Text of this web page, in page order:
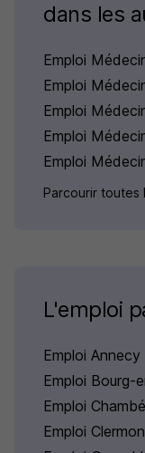
dans les
Emploi
Emploi
Emploi
Emploi
Emploi
Parcourir
L'emploi
Emploi Annecy
Emploi Bourg-
Emploi
Emploi